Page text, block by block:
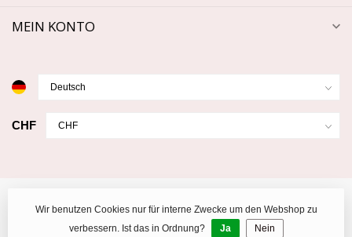
MEIN KONTO
CHF
Wir benutzen Cookies nur für interne Zwecke um den Webshop zu
verbessern. Ist das in Ordnung?
Ja Nein